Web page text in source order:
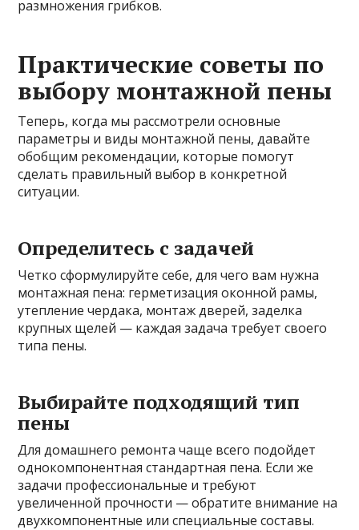
размножения грибков.
Практические советы по
выбору монтажной пены
Теперь, когда мы рассмотрели основные
параметры и виды монтажной пены, давайте
обобщим рекомендации, которые помогут
сделать правильный выбор в конкретной
ситуации.
Определитесь с задачей
Четко сформулируйте себе, для чего вам нужна
монтажная пена: герметизация оконной рамы,
утепление чердака, монтаж дверей, заделка
крупных щелей — каждая задача требует своего
типа пены.
Выбирайте подходящий тип
пены
Для домашнего ремонта чаще всего подойдет
однокомпонентная стандартная пена. Если же
задачи профессиональные и требуют
увеличенной прочности — обратите внимание на
двухкомпонентные или специальные составы.